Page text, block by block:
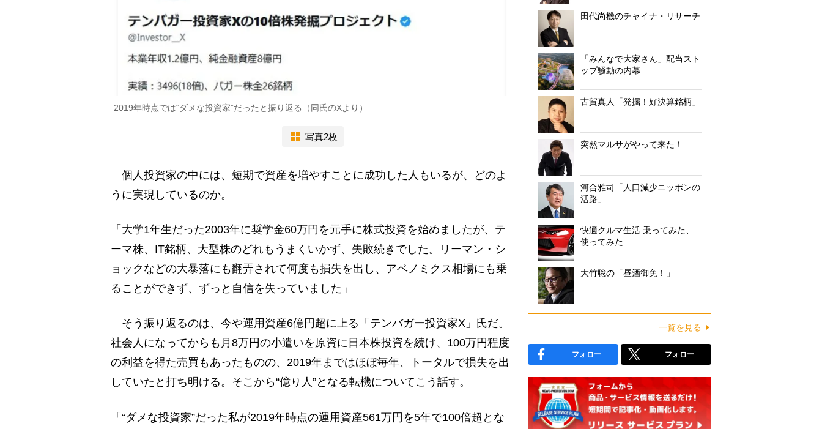
2019年時点では“ダメな投資家”だったと振り返る（同氏のXより）
写真2枚
個人投資家の中には、短期で資産を増やすことに成功した人もいるが、どのよ
うに実現しているのか。
「大学1年生だった2003年に奨学金60万円を元手に株式投資を始めましたが、テ
ーマ株、IT銘柄、大型株のどれもうまくいかず、失敗続きでした。リーマン・シ
ョックなどの大暴落にも翻弄されて何度も損失を出し、アベノミクス相場にも乗
ることができず、ずっと自信を失っていました」
そう振り返るのは、今や運用資産6億円超に上る「テンバガー投資家X」氏だ。
社会人になってからも月8万円の小遣いを原資に日本株投資を続け、100万円程度
の利益を得た売買もあったものの、2019年まではほぼ毎年、トータルで損失を出
していたと打ち明ける。そこから“億り人”となる転機についてこう話す。
「“ダメな投資家”だった私が2019年時点の運用資産561万円を5年で100倍超とな
田代尚機のチャイナ・リサーチ
「みんなで大家さん」配当スト
ップ騒動の内幕
古賀真人「発掘！好決算銘柄」
突然マルサがやって来た！
河合雅司「人口減少ニッポンの
活路」
快適クルマ生活 乗ってみた、
使ってみた
大竹聡の「昼酒御免！」
一覧を見る
フォロー フォロー